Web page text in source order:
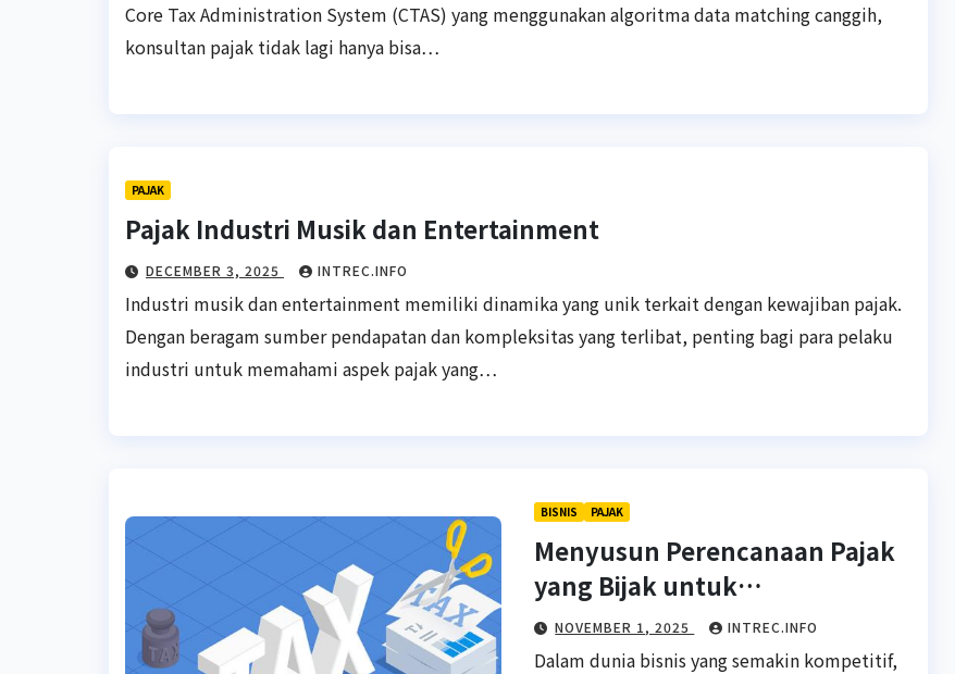
Core Tax Administration System (CTAS) yang menggunakan algoritma data matching canggih,
konsultan pajak tidak lagi hanya bisa…
PAJAK
Pajak Industri Musik dan Entertainment
DECEMBER 3, 2025 INTREC.INFO
Industri musik dan entertainment memiliki dinamika yang unik terkait dengan kewajiban pajak.
Dengan beragam sumber pendapatan dan kompleksitas yang terlibat, penting bagi para pelaku
industri untuk memahami aspek pajak yang…
BISNIS PAJAK
Menyusun Perencanaan Pajak
yang Bijak untuk
Keberlangsungan Bisnis
NOVEMBER 1, 2025 INTREC.INFO
Dalam dunia bisnis yang semakin kompetitif,